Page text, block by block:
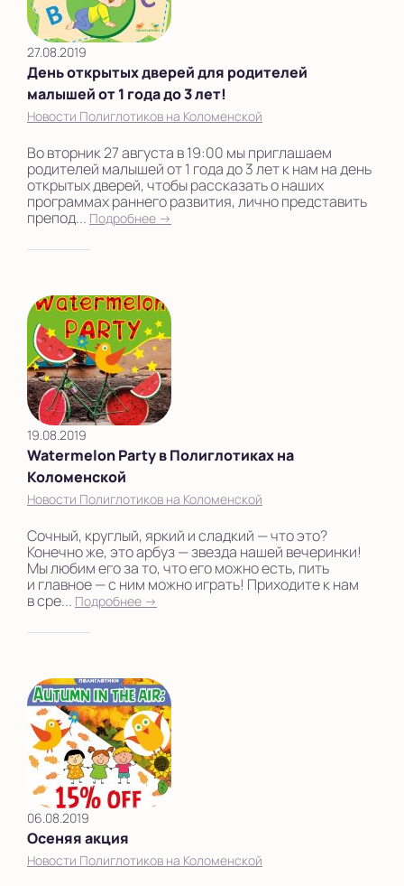
27.08.2019
День открытых дверей для родителей
малышей от 1 года до 3 лет!
Новости Полиглотиков на Коломенской
Во вторник 27 августа в 19:00 мы приглашаем
родителей малышей от 1 года до 3 лет к нам на день
открытых дверей, чтобы рассказать о наших
программах раннего развития, лично представить
препод... Подробнее →
19.08.2019
Watermelon Party в Полиглотиках на
Коломенской
Новости Полиглотиков на Коломенской
Сочный, круглый, яркий и сладкий — что это?
Конечно же, это арбуз — звезда нашей вечеринки!
Мы любим его за то, что его можно есть, пить
и главное — с ним можно играть! Приходите к нам
в сре... Подробнее →
06.08.2019
Осеняя акция
Новости Полиглотиков на Коломенской